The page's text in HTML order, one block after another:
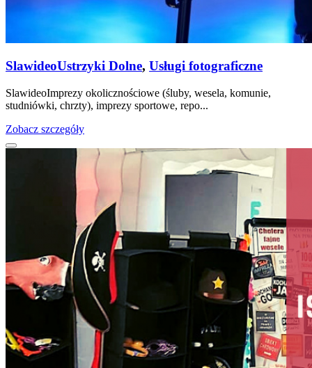
SlawideoUstrzyki Dolne, Usługi fotograficzne
SlawideoImprezy okolicznościowe (śluby, wesela, komunie,
studniówki, chrzty), imprezy sportowe, repo...
Zobacz szczegóły